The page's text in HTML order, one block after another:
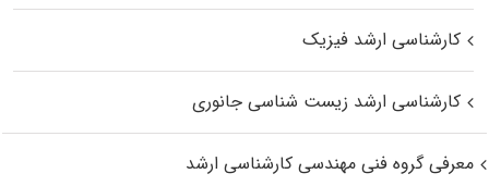
کارشناسی ارشد فیزیک
کارشناسی ارشد زیست‌ شناسی جانوری
معرفی گروه فنی مهندسی کارشناسی ارشد